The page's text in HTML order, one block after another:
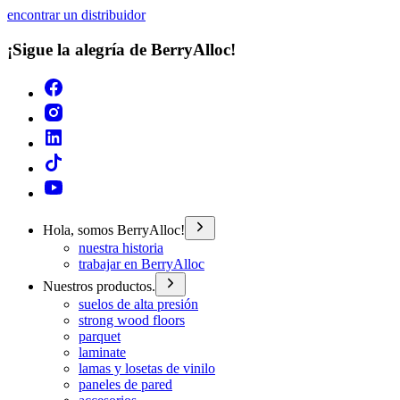
encontrar un distribuidor
¡Sigue la alegría de BerryAlloc!
Hola, somos BerryAlloc!
nuestra historia
trabajar en BerryAlloc
Nuestros productos.
suelos de alta presión
strong wood floors
parquet
laminate
lamas y losetas de vinilo
paneles de pared